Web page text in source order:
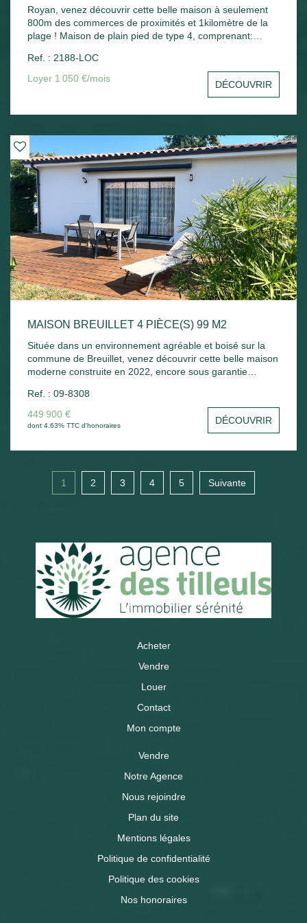
Royan, venez découvrir cette belle maison à seulement
800m des commerces de proximités et 1kilomètre de la
plage ! Maison de plain pied de type 4, comprenant:
d'eau, WC. Chauffage gaz - jardin -
Ref. : 2188-LOC
Loyer 1 050 €/mois
DÉCOUVRIR
MAISON BREUILLET 4 PIÈCE(S) 99 M2
Située dans un environnement agréable et boisé sur la
commune de Breuillet, venez découvrir cette belle maison
moderne construite en 2022, encore sous garantie
spacieuse et lumineuse pièce de vie d'environ 50 m² avec
cuisine aménagée et entièrement équipée. L'espace nuit
comprend deux chambres, une salle de bains avec WC
complète l'ensemble. Le tout est édifié sur un beau terrain
agréable à vivre, idéale pour une résidence principale
Ref. : 09-8308
449 900 €
dont 4.63% TTC d'honoraires DÉCOUVRIR
1 2 3 4 5 Suivante
Acheter
Vendre
Louer
Contact
Mon compte
Vendre
Notre Agence
Nous rejoindre
Plan du site
Mentions légales
Politique de confidentialité
Politique des cookies
Nos honoraires